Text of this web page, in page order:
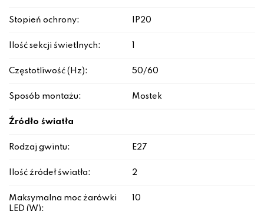
Stopień ochrony: IP20
Ilość sekcji świetlnych:
Częstotliwość (Hz): 50/60
Sposób montażu: Mostek
Źródło światła
Rodzaj gwintu: E27
Ilość źródeł światła: 2
Maksymalna moc żarówki
LED (W):
10